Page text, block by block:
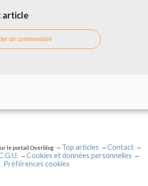
article
un commentaire
le portail Overblog Top articles
Contact
Cookies et données personnelles
Préférences cookies